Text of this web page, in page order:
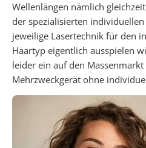
Wellenlängen nämlich
der spezialisierten
jeweilige Lasertechnik für den
Haartyp eigentlich ausspielen
leider ein auf den
Mehrzweckgerät ohne